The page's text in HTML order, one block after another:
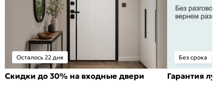
Осталось 22 дня
Скидки до 30% на входные двери
Без срока
Гарантия